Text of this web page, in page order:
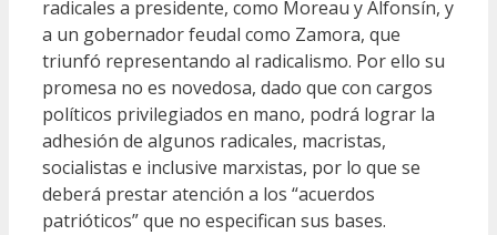
radicales a presidente, como Moreau y Alfonsín, y
a un gobernador feudal como Zamora, que
triunfó representando al radicalismo. Por ello su
promesa no es novedosa, dado que con cargos
políticos privilegiados en mano, podrá lograr la
adhesión de algunos radicales, macristas,
socialistas e inclusive marxistas, por lo que se
deberá prestar atención a los “acuerdos
patrióticos” que no especifican sus bases.